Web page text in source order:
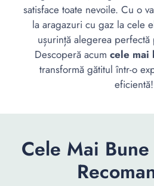
satisface toate nevoile. Cu o
la aragazuri cu gaz la cele
ușurință alegerea
Descoperă acum cele mai
transformă gătitul într-o
eficientă!
Cele Mai